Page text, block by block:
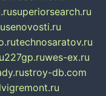
superiorsearch.ru
senovosti.ru
technosaratov.ru
227gp.ruwes-ex.ru
stroy-db.com